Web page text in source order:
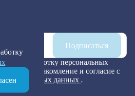
Подписаться
на обработку персональных
ознакомление и согласие с
персональных данных .